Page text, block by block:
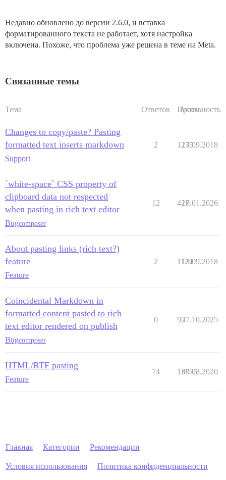
Недавно обновлено до версии 2.6.0, и вставка
форматированного текста не работает, хотя настройка
включена. Похоже, что проблема уже решена в теме на Meta.
Связанные темы
Тема Ответов Просм.
Активность
Changes to copy/paste? Pasting
formatted text inserts markdown
Support
2 1235
17.09.2018
`white-space` CSS property of
clipboard data not respected
when pasting in rich text editor
Bugcomposer
12 427
16.01.2026
About pasting links (rich text?)
feature
Feature
2 1124
13.09.2018
Coincidental Markdown in
formatted content pasted to rich
text editor rendered on publish
Bugcomposer
0 9527.10.2025
HTML/RTF pasting
Feature
74 13775
09.03.2020
Главная Категории Рекомендации
Условия использования Политика конфиденциальности